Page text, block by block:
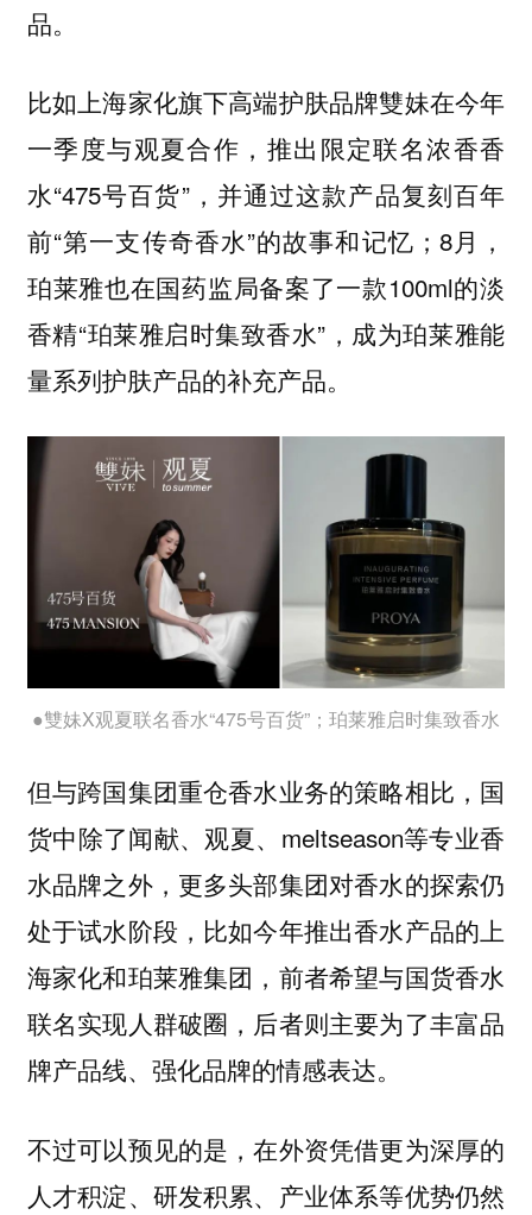
品。
比如上海家化旗下高端护肤品牌雙妹在今年
一季度与观夏合作，推出限定联名浓香香
水“475号百货”，并通过这款产品复刻百年
前“第一支传奇香水”的故事和记忆；8月，
珀莱雅也在国药监局备案了一款100ml的淡
香精“珀莱雅启时集致香水”，成为珀莱雅能
量系列护肤产品的补充产品。
●雙妹X观夏联名香水“475号百货”；珀莱雅启时集致香水
但与跨国集团重仓香水业务的策略相比，国
货中除了闻献、观夏、meltseason等专业香
水品牌之外，更多头部集团对香水的探索仍
处于试水阶段，比如今年推出香水产品的上
海家化和珀莱雅集团，前者希望与国货香水
联名实现人群破圈，后者则主要为了丰富品
牌产品线、强化品牌的情感表达。
不过可以预见的是，在外资凭借更为深厚的
人才积淀、研发积累、产业体系等优势仍然